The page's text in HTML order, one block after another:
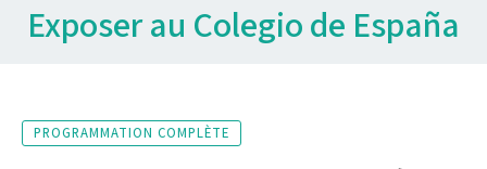
Exposer au Colegio de España
PROGRAMMATION COMPLÈTE